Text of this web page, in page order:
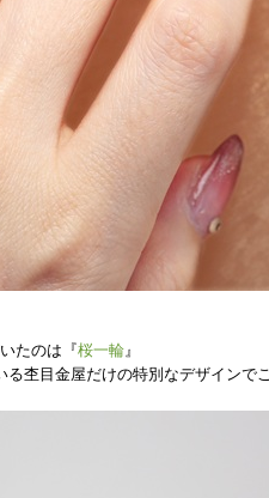
たのは『桜一輪 』
杢目金屋だけの特別 なデザインで